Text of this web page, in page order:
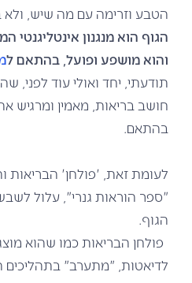
הטבע וזרימה עם מה שיש,
הגוף הוא מנגנון אינטליגנטי
והוא מושפע ופועל, בהתאם ל
תודעתי, יחד ואולי עוד לפני,
חושב בריאות, מאמין ומרגיש
בהתאם.
לעומת זאת, 'פולחן' הבריאות
"ספר הוראות גנרי", עלול
הגוף.
פולחן הבריאות כמו שהוא
לדיאטות, "מתערב" בתהליכים